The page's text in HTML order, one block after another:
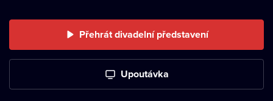
Přehrát divadelní představení
Upoutávka